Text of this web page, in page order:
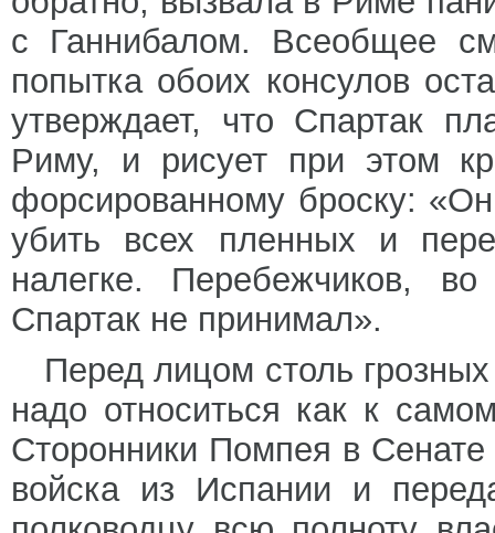
с Ганнибалом. Всеобщее
попытка обоих консулов
утверждает, что Спартак
Риму, и рисует при этом
форсированному броску:
убить всех пленных и
налегке. Перебежчиков,
Спартак не принимал».
Перед лицом столь
надо относиться как к
Сторонники Помпея в Сенате
войска из Испании и